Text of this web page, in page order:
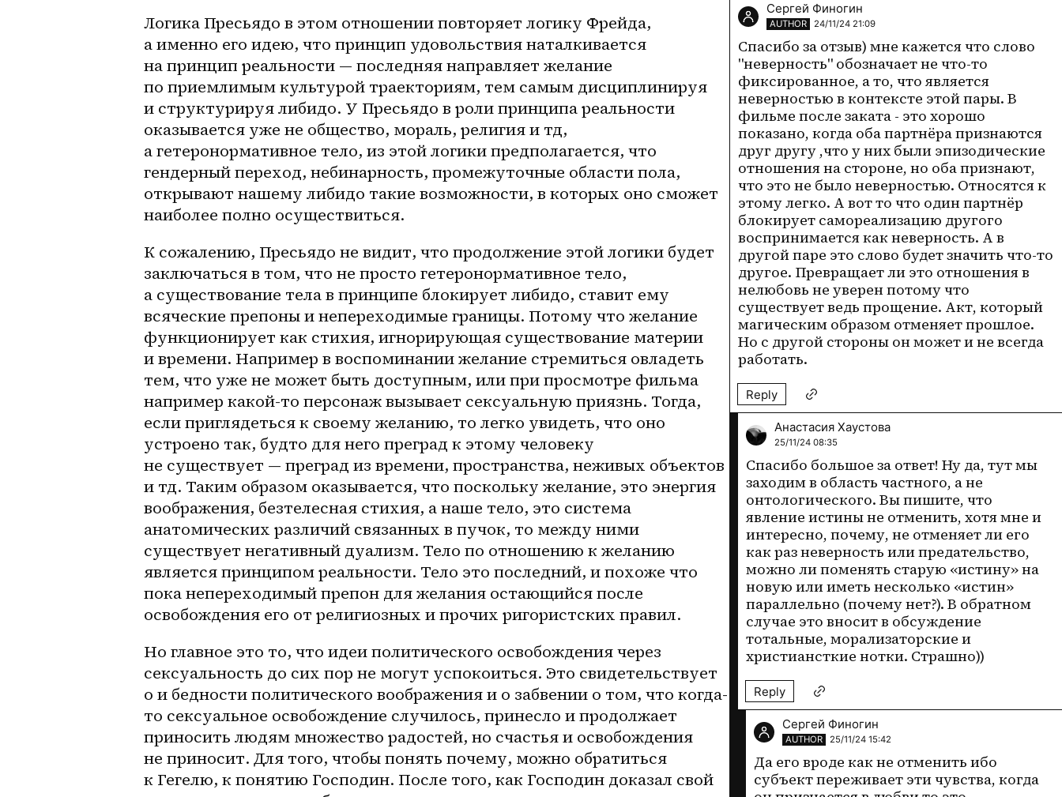
Логика Пресьядо в этом отношении повторяет логику Фрейда,
а именно его идею, что принцип удовольствия наталкивается
на принцип реальности — последняя направляет желание
по приемлимым культурой траекториям, тем самым дисциплинируя
и структурируя либидо. У Пресьядо в роли принципа реальности
оказывается уже не общество, мораль, религия и тд,
а гетеронормативное тело, из этой логики предполагается, что
гендерный переход, небинарность, промежуточные области пола,
открывают нашему либидо такие возможности, в которых оно сможет
наиболее полно осуществиться.
К сожалению, Пресьядо не видит, что продолжение этой логики будет
заключаться в том, что не просто гетеронормативное тело,
а существование тела в принципе блокирует либидо, ставит ему
всяческие препоны и непереходимые границы. Потому что желание
функционирует как стихия, игнорирующая существование материи
и времени. Например в воспоминании желание стремиться овладеть
тем, что уже не может быть доступным, или при просмотре фильма
например какой-то персонаж вызывает сексуальную приязнь. Тогда,
если приглядеться к своему желанию, то легко увидеть, что оно
устроено так, будто для него преград к этому человеку
не существует — преград из времени, пространства, неживых объектов
и тд. Таким образом оказывается, что поскольку желание, это энергия
воображения, безтелесная стихия, а наше тело, это система
анатомических различий связанных в пучок, то между ними
существует негативный дуализм. Тело по отношению к желанию
является принципом реальности. Тело это последний, и похоже что
пока непереходимый препон для желания остающийся после
освобождения его от религиозных и прочих ригористских правил.
Но главное это то, что идеи политического освобождения через
сексуальность до сих пор не могут успокоиться. Это свидетельствует
о и бедности политического воображения и о забвении о том, что когда-
то сексуальное освобождение случилось, принесло и продолжает
приносить людям множество радостей, но счастья и освобождения
не приносит. Для того, чтобы понять почему, можно обратиться
к Гегелю, к понятию Господин. После того, как Господин доказал свой
Сергей Финогин
AUTHOR 24/11/24 21:09
Спасибо за отзыв) мне кажется что слово
"неверность" обозначает не что-то
фиксированное, а то, что является
неверностью в контексте этой пары. В
фильме после заката - это хорошо
показано, когда оба партнёра признаются
друг другу ,что у них были эпизодические
отношения на стороне, но оба признают,
что это не было неверностью. Относятся к
этому легко. А вот то что один партнёр
блокирует самореализацию другого
воспринимается как неверность. А в
другой паре это слово будет значить что-то
другое. Превращает ли это отношения в
нелюбовь не уверен потому что
существует ведь прощение. Акт, который
магическим образом отменяет прошлое.
Но с другой стороны он может и не всегда
работать.
Reply
Анастасия Хаустова
25/11/24 08:35
Спасибо большое за ответ! Ну да, тут мы
заходим в область частного, а не
онтологического. Вы пишите, что
явление истины не отменить, хотя мне и
интересно, почему, не отменяет ли его
как раз неверность или предательство,
можно ли поменять старую «истину» на
новую или иметь несколько «истин»
параллельно (почему нет?). В обратном
случае это вносит в обсуждение
тотальные, морализаторские и
христиансткие нотки. Страшно))
Reply
Сергей Финогин
AUTHOR 25/11/24 15:42
Да его вроде как не отменить ибо
субъект переживает эти чувства, когда